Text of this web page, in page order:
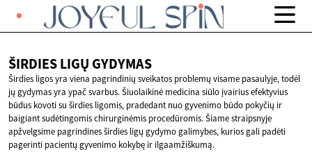
ŠIRDIES LIGŲ GYDYMAS
Širdies ligos yra viena pagrindinių sveikatos problemų visame pasaulyje, todėl
jų gydymas yra ypač svarbus. Šiuolaikinė medicina siūlo įvairius efektyvius
būdus kovoti su širdies ligomis, pradedant nuo gyvenimo būdo pokyčių ir
baigiant sudėtingomis chirurginėmis procedūromis. Šiame straipsnyje
apžvelgsime pagrindines širdies ligų gydymo galimybes, kurios gali padėti
pagerinti pacientų gyvenimo kokybę ir ilgaamžiškumą.